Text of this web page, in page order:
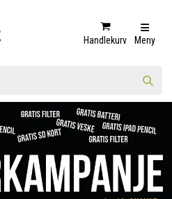
Handlekurv Meny